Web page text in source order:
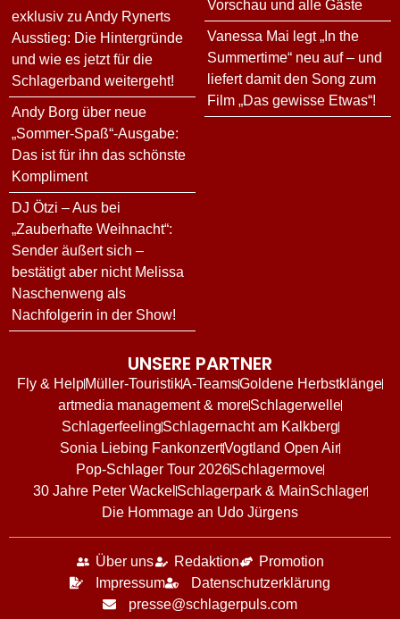
exklusiv zu Andy Rynerts
Ausstieg: Die Hintergründe
und wie es jetzt für die
Schlagerband weitergeht!
Andy Borg über neue
„Sommer-Spaß“-Ausgabe:
Das ist für ihn das schönste
Kompliment
DJ Ötzi – Aus bei
„Zauberhafte Weihnacht“:
Sender äußert sich –
bestätigt aber nicht Melissa
Naschenweng als
Nachfolgerin in der Show!
Vorschau und alle Gäste
Vanessa Mai legt „In the
Summertime“ neu auf – und
liefert damit den Song zum
Film „Das gewisse Etwas“!
UNSERE PARTNER
Fly & HelpMüller-TouristikA-TeamsGoldene Herbstklänge
artmedia management & moreSchlagerwelle
SchlagerfeelingSchlagernacht am Kalkberg
Sonia Liebing FankonzertVogtland Open Air
Pop-Schlager Tour 2026Schlagermove
30 Jahre Peter Wackel Schlagerpark & MainSchlager
Die Hommage an Udo Jürgens
Über uns Redaktion
Promotion
Impressum
Datenschutzerklärung
presse@schlagerpuls.com